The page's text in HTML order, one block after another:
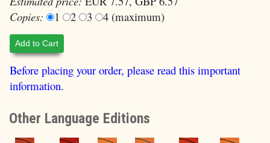
Copies:
1 2 3 4 (maximum)
Add to Cart
Before placing your order, please read this important
information.
Other Language Editions